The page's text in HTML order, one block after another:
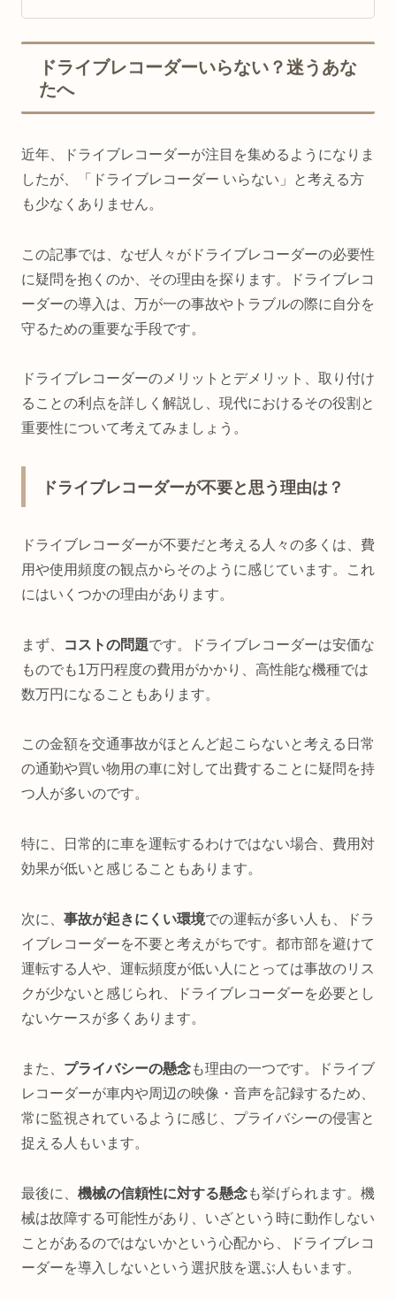
ドライブレコーダーいらない？迷うあな
たへ
近年、ドライブレコーダーが注目を集めるようになりま
したが、「ドライブレコーダー いらない」と考える方
も少なくありません。
この記事では、なぜ人々がドライブレコーダーの必要性
に疑問を抱くのか、その理由を探ります。ドライブレコ
ーダーの導入は、万が一の事故やトラブルの際に自分を
守るための重要な手段です。
ドライブレコーダーのメリットとデメリット、取り付け
ることの利点を詳しく解説し、現代におけるその役割と
重要性について考えてみましょう。
ドライブレコーダーが不要と思う理由は？
ドライブレコーダーが不要だと考える人々の多くは、費
用や使用頻度の観点からそのように感じています。これ
にはいくつかの理由があります。
まず、 コストの問題です。ドライブレコーダーは安価な
ものでも1万円程度の費用がかかり、高性能な機種では
数万円になることもあります。
この金額を交通事故がほとんど起こらないと考える日常
の通勤や買い物用の車に対して出費することに疑問を持
つ人が多いのです。
特に、日常的に車を運転するわけではない場合、費用対
効果が低いと感じることもあります。
次に、 事故が起きにくい環境での運転が多い人も、ドラ
イブレコーダーを不要と考えがちです。都市部を避けて
運転する人や、運転頻度が低い人にとっては事故のリス
クが少ないと感じられ、ドライブレコーダーを必要とし
ないケースが多くあります。
また、 プライバシーの懸念も理由の一つです。ドライブ
レコーダーが車内や周辺の映像・音声を記録するため、
常に監視されているように感じ、プライバシーの侵害と
捉える人もいます。
最後に、 機械の信頼性に対する懸念も挙げられます。機
械は故障する可能性があり、いざという時に動作しない
ことがあるのではないかという心配から、ドライブレコ
ーダーを導入しないという選択肢を選ぶ人もいます。